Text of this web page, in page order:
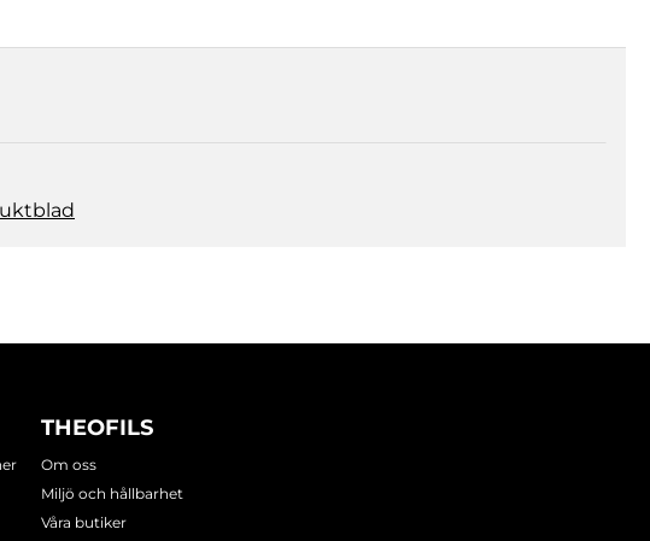
THEOFILS
Om oss
Miljö och hållbarhet
Våra butiker